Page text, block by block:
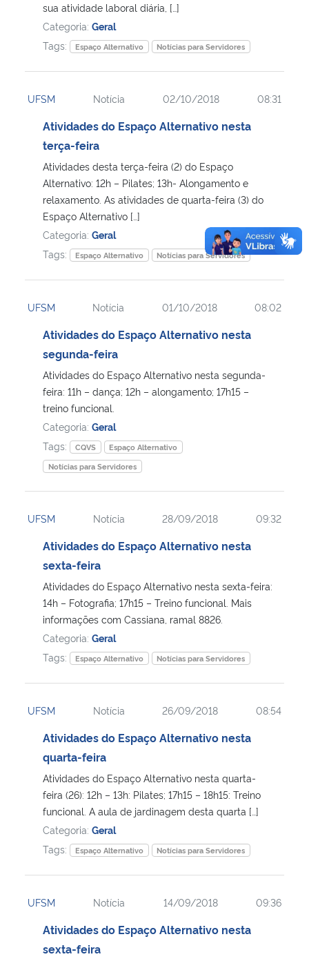
sua atividade laboral diária, […]
Categoria: Geral
Tags:
Espaço Alternativo Notícias para Servidores
UFSM Notícia 02/10/2018 08:31
Atividades do Espaço Alternativo nesta
terça-feira
Atividades desta terça-feira (2) do Espaço
Alternativo: 12h – Pilates; 13h- Alongamento e
relaxamento. As atividades de quarta-feira (3) do
Espaço Alternativo […]
Categoria: Geral
Tags:
Espaço Alternativo Notícias para Servidores
UFSM Notícia 01/10/2018 08:02
Atividades do Espaço Alternativo nesta
segunda-feira
Atividades do Espaço Alternativo nesta segunda-
feira: 11h – dança; 12h – alongamento; 17h15 –
treino funcional.
Categoria: Geral
Tags:
CQVS
Espaço Alternativo
Notícias para Servidores
UFSM Notícia 28/09/2018 09:32
Atividades do Espaço Alternativo nesta
sexta-feira
Atividades do Espaço Alternativo nesta sexta-feira:
14h – Fotografia; 17h15 – Treino funcional. Mais
informações com Cassiana, ramal 8826.
Categoria: Geral
Tags:
Espaço Alternativo Notícias para Servidores
UFSM Notícia 26/09/2018 08:54
Atividades do Espaço Alternativo nesta
quarta-feira
Atividades do Espaço Alternativo nesta quarta-
feira (26): 12h – 13h: Pilates; 17h15 – 18h15: Treino
funcional. A aula de jardinagem desta quarta […]
Categoria: Geral
Tags:
Espaço Alternativo Notícias para Servidores
UFSM Notícia 14/09/2018 09:36
Atividades do Espaço Alternativo nesta
sexta-feira